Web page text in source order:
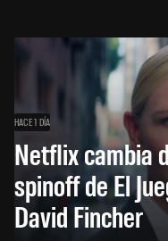
HACE 1 DÍA
Netflix cambia
spinoff de El
David Fincher